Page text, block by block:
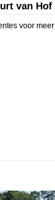
van Hof
voor